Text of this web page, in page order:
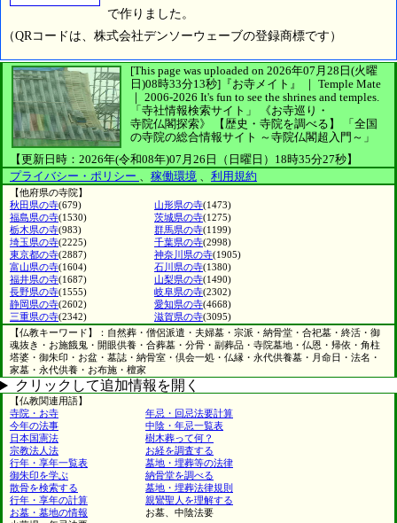
で作りました。
（QRコードは、株式会社デンソーウェーブの登録商標です）
[This page was uploaded on 2026年07月28日(火曜
日)08時33分13秒] 『お寺メイト』 ｜ Temple Mate
｜ 2006-2026 It's fun to see the shrines and temples.
「寺社情報検索サイト」
《お寺巡り・
寺院仏閣探索》
【歴史・寺院を調べる】
「全国
の寺院の総合情報サイト ～寺院仏閣超入門～」
【更新日時：2026年(令和08年)07月26日（日曜日）18時35分27秒】
プライバシー・ポリシー 、 稼働環境 、 利用規約
【他府県の寺院】
秋田県の寺(679) 山形県の寺(1473)
福島県の寺(1530) 茨城県の寺(1275)
栃木県の寺(983) 群馬県の寺(1199)
埼玉県の寺(2225) 千葉県の寺(2998)
東京都の寺(2887) 神奈川県の寺(1905)
富山県の寺(1604) 石川県の寺(1380)
福井県の寺(1687) 山梨県の寺(1490)
長野県の寺(1555) 岐阜県の寺(2302)
静岡県の寺(2602) 愛知県の寺(4668)
三重県の寺(2342) 滋賀県の寺(3095)
【仏教キーワード】：自然葬・僧侶派遣・夫婦墓・宗派・納骨堂・合祀墓・終活・御
魂抜き・お施餓鬼・開眼供養・合葬墓・分骨・副葬品・寺院墓地・仏恩・帰依・角柱
塔婆・御朱印・お盆・墓誌・納骨室・倶会一処・仏縁・永代供養墓・月命日・法名・
家墓・永代供養・お布施・檀家
クリックして追加情報を開く
【仏教関連用語】
寺院・お寺
年忌・回忌法要計算
今年の法事
中陰・年忌一覧表
日本国憲法
樹木葬って何？
宗教法人法
お経を調査する
行年・享年一覧表
墓地・埋葬等の法律
御朱印を学ぶ
納骨堂を調べる
散骨を検索する
墓地・埋葬法律規則
行年・享年の計算
親鸞聖人を理解する
お墓・墓地の情報
お墓、中陰法要